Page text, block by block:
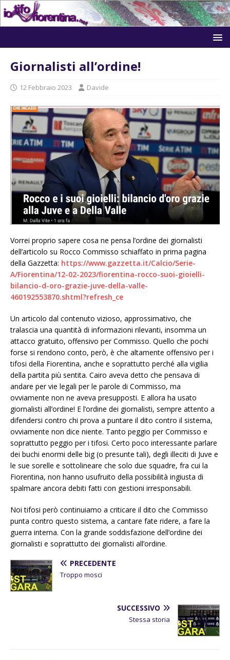
Giornalisti all’ordine!
12 Febbraio 2023 Davide
Vorrei proprio sapere cosa ne pensa l’ordine dei giornalisti
dell’articolo su Rocco Commisso schiaffato in prima pagina
della Gazzetta: https://www.gazzetta.it/Calcio/Serie-
A/Fiorentina/12-02-2023/fiorentina-rocco-suoi-gioielli-
bilancio-d-oro-grazie-juve-della-valle-
460192553870.shtml?refresh_ce
Un articolo dal contenuto vizioso, approssimativo, che
tralascia una quantità di informazioni rilevanti, insomma un
attacco gratuito, offensivo per Commisso. Quello che pochi
forse si rendono conto, però, è che altamente offensivo per i
tifosi della Fiorentina, anche e soprattutto perché alla vigilia
della partita più sentita. Cairo aveva detto che pensava di
andare per vie legali per le parole di Commisso, ma
ovviamente non ne aveva presupposti. E allora ha usato
giornalisti all’ordine! E l’ordine dei giornalisti, sempre attento a
difendersi contro chi prova a puntare il dito contro il sistema,
ovviamente non dice niente. Tanto peggio per Commisso e
soprattutto peggio per i tifosi. Certo poco interessante parlare
dei buchi enormi delle big (o presunte tali), degli illeciti di Juve e
le sue sorelle e sottolineare che solo due squadre, fra cui la
Fiorentina, non hanno usufruito della possibilità ingiusta di
spalmare ancora debiti fatti con gestioni irresponsabili.
Noi tifosi però continuiamo a criticare il dito che Commisso
punta contro questo sistema, a cantare fate ridere, a fare la
guerra interna. Con la grande soddisfazione dell’ordine dei
giornalisti e soprattutto dei giornalisti all’ordine.
PRECEDENTE
Troppo mosci
SUCCESSIVO
Stessa storia